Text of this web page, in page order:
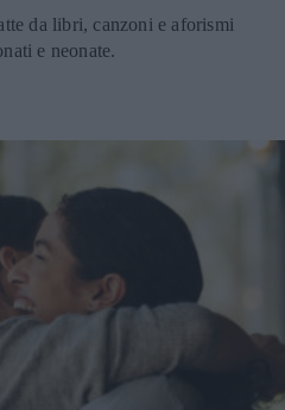
da libri, canzoni e aforismi
e neonate.